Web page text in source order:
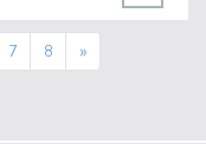
7 8 »Next